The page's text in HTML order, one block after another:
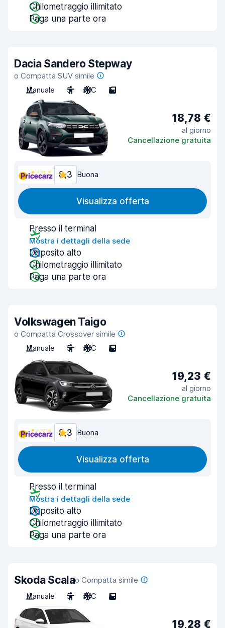
Chilometraggio illimitato
Paga una parte ora
Dacia Sandero Stepway
o Compatta SUV simile
Manuale
5 A/C 5
18,78 €
al giorno
Cancellazione gratuita
8,3 Buona
Visualizza offerta
Presso il terminal
Mostra i dettagli della sede
Deposito alto
Chilometraggio illimitato
Paga una parte ora
Volkswagen Taigo
o Compatta Crossover simile
Manuale
5 A/C 5
19,23 €
al giorno
Cancellazione gratuita
8,3 Buona
Visualizza offerta
Presso il terminal
Mostra i dettagli della sede
Deposito alto
Chilometraggio illimitato
Paga una parte ora
Skoda Scalao Compatta simile
Manuale
5 A/C 5
19,28 €